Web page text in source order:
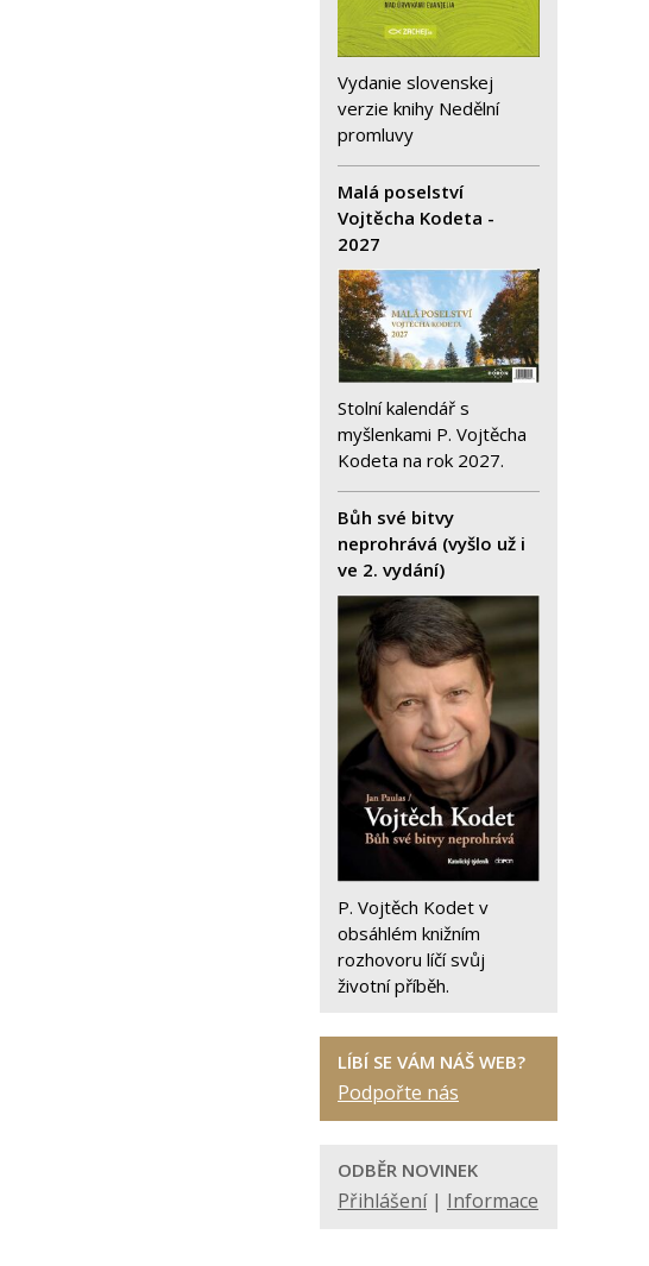
Vydanie slovenskej
verzie knihy Nedělní
promluvy
Malá poselství
Vojtěcha Kodeta -
2027
Stolní kalendář s
myšlenkami P. Vojtěcha
Kodeta na rok 2027.
Bůh své bitvy
neprohrává (vyšlo už i
ve 2. vydání)
P. Vojtěch Kodet v
obsáhlém knižním
rozhovoru líčí svůj
životní příběh.
LÍBÍ SE VÁM NÁŠ WEB?
Podpořte nás
ODBĚR NOVINEK
Přihlášení| Informace